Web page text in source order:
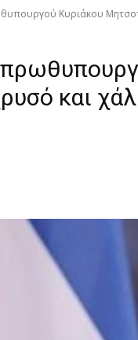
Κυριάκου
και